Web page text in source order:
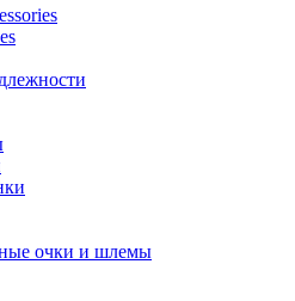
очки и шлемы